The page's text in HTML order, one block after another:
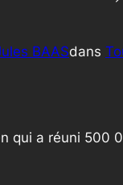
BAASdans
qui a réuni 500